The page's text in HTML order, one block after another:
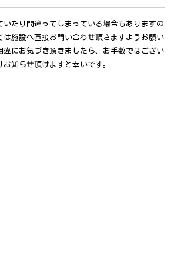
たり間違ってしまっている場合もありますの
は施設へ直接お問い合わせ頂きますようお願い
違にお気づき頂きましたら、お手数ではござい
知らせ頂けますと幸いです。